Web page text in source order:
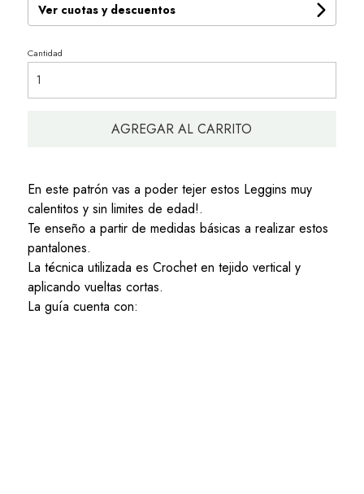
Ver cuotas y descuentos
Cantidad
AGREGAR AL CARRITO
En este patrón vas a poder tejer estos Leggins muy
calentitos y sin limites de edad!.
Te enseño a partir de medidas básicas a realizar estos
pantalones.
La técnica utilizada es Crochet en tejido vertical y
aplicando vueltas cortas.
La guía cuenta con: